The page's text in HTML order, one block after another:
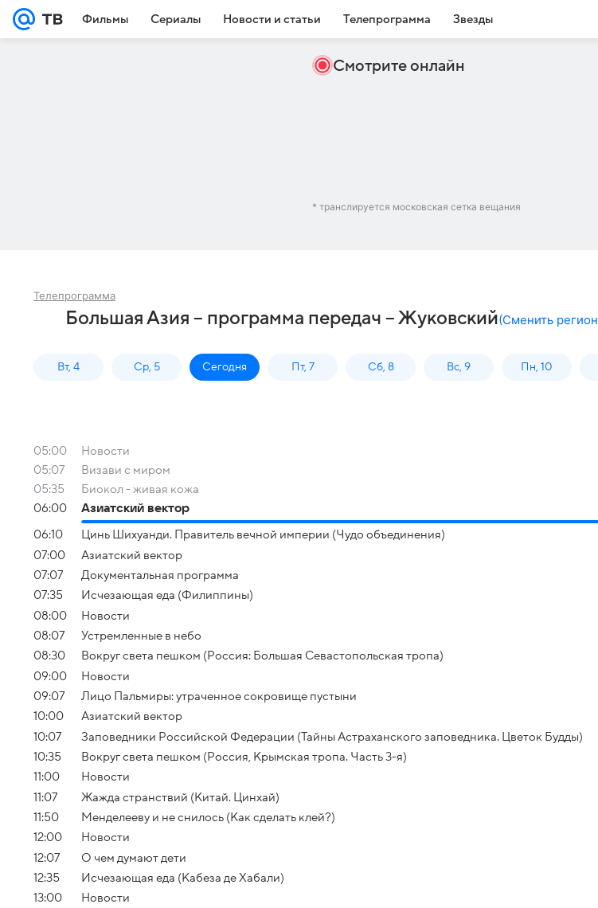
Фильмы Сериалы Новости и статьи Телепрограмма Звезды
Смотрите онлайн
* транслируется московская сетка вещания
Телепрограмма
Большая Азия – программа передач – Жуковский(Сменить регион
Вт, 4 Ср, 5 Сегодня Пт, 7 Сб, 8 Вс, 9 Пн, 10
05:00
Новости
05:07
Визави с миром
05:35
Биокол - живая кожа
06:00
Азиатский вектор
06:10
Цинь Шихуанди. Правитель вечной империи (Чудо объединения)
07:00
Азиатский вектор
07:07
Документальная программа
07:35
Исчезающая еда (Филиппины)
08:00
Новости
08:07
Устремленные в небо
08:30
Вокруг света пешком (Россия: Большая Севастопольская тропа)
09:00
Новости
09:07
Лицо Пальмиры: утраченное сокровище пустыни
10:00
Азиатский вектор
10:07
Заповедники Российской Федерации (Тайны Астраханского заповедника. Цветок Будды)
10:35
Вокруг света пешком (Россия, Крымская тропа. Часть 3-я)
11:00
Новости
11:07
Жажда странствий (Китай. Цинхай)
11:50
Менделееву и не снилось (Как сделать клей?)
12:00
Новости
12:07
О чем думают дети
12:35
Исчезающая еда (Кабеза де Хабали)
13:00
Новости